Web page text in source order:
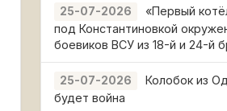
25-07-2026
«Первый
под Константиновкой
боевиков ВСУ из 18-й и 24-й
25-07-2026
Колобок из
будет война